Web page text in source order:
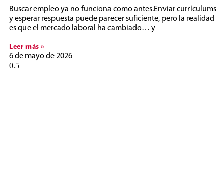
Buscar empleo ya no funciona como antes.Enviar currículums
y esperar respuesta puede parecer suficiente, pero la realidad
es que el mercado laboral ha cambiado… y
Leer más »
6 de mayo de 2026